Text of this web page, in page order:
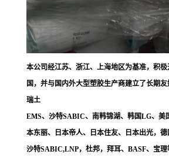
本公司经江苏、浙江、上海地区为基准，积
国，并与国内外大型塑胶生产商建立了长期
瑞土
EMS、沙特SABIC、南韩锦湖、韩国LG、美
本东丽、日本帝人、日本住友、日本出光，
沙特SABIC,LNP，杜邦，拜耳、BASF、宝